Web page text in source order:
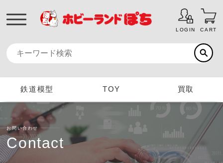
LOGIN CART
鉄道模型 TOY 買取
お問い合わせ
Contact